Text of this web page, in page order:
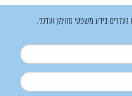
בידע משפטי מהימן ועדכני.